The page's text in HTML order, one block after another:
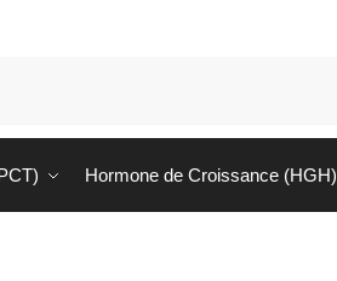
Hormone de Croissance (HGH)